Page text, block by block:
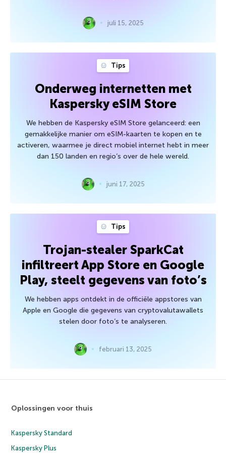
juli 15, 2025
Tips
Onderweg internetten met
Kaspersky eSIM Store
We hebben de Kaspersky eSIM Store gelanceerd: een
gemakkelijke manier om eSIM-kaarten te kopen en te
activeren, waarmee je direct mobiel internet hebt in meer
dan 150 landen en regio’s over de hele wereld.
juni 17, 2025
Tips
Trojan-stealer SparkCat
infiltreert App Store en Google
Play, steelt gegevens van foto’s
We hebben apps ontdekt in de officiële appstores van
Apple en Google die gegevens van cryptovalutawallets
stelen door foto’s te analyseren.
februari 13, 2025
Oplossingen voor thuis
Kaspersky Standard
Kaspersky Plus